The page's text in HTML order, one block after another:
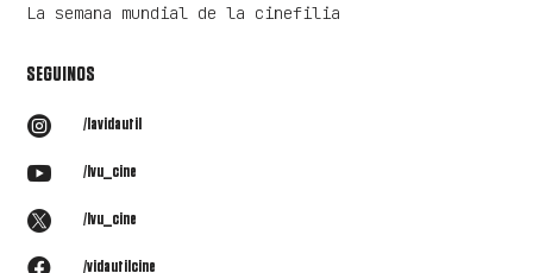
La semana mundial de la cinefilia
SEGUINOS
 /lavidautil
 /lvu_cine
 /lvu_cine
 /vidautilcine